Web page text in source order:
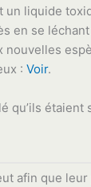
liquide
en se
nouvelles
: Voir.
qu’ils
afin que